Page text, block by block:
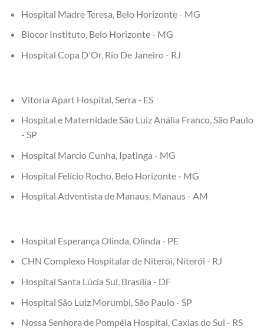
Hospital Madre Teresa, Belo Horizonte - MG
Biocor Instituto, Belo Horizonte - MG
Hospital Copa D'Or, Rio De Janeiro - RJ
Vitoria Apart Hospital, Serra - ES
Hospital e Maternidade São Luiz Anália Franco, São Paulo
- SP
Hospital Marcio Cunha, Ipatinga - MG
Hospital Felício Rocho, Belo Horizonte - MG
Hospital Adventista de Manaus, Manaus - AM
Hospital Esperança Olinda, Olinda - PE
CHN Complexo Hospitalar de Niterói, Niterói - RJ
Hospital Santa Lúcia Sul, Brasília - DF
Hospital São Luiz Morumbi, São Paulo - SP
Nossa Senhora de Pompéia Hospital, Caxias do Sul - RS